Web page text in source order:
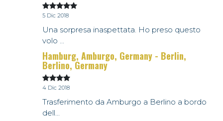
5 Dic 2018
Una sorpresa inaspettata. Ho preso questo
volo ...
Hamburg, Amburgo, Germany - Berlin,
Berlino, Germany
4 Dic 2018
Trasferimento da Amburgo a Berlino a bordo
dell...